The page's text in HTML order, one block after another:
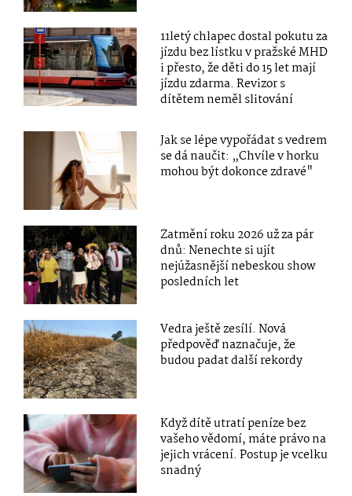
11letý chlapec dostal pokutu za
jízdu bez lístku v pražské MHD
i přesto, že děti do 15 let mají
jízdu zdarma. Revizor s
dítětem neměl slitování
Jak se lépe vypořádat s vedrem
se dá naučit: „Chvíle v horku
mohou být dokonce zdravé"
Zatmění roku 2026 už za pár
dnů: Nenechte si ujít
nejúžasnější nebeskou show
posledních let
Vedra ještě zesílí. Nová
předpověď naznačuje, že
budou padat další rekordy
Když dítě utratí peníze bez
vašeho vědomí, máte právo na
jejich vrácení. Postup je vcelku
snadný